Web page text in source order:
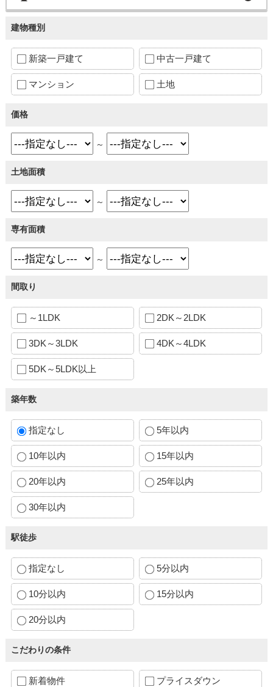
建物種別
新築一戸建て 中古一戸建て
マンション 土地
価格
～
土地面積
～
専有面積
～
間取り
～1LDK 2DK～2LDK
3DK～3LDK 4DK～4LDK
5DK～5LDK以上
築年数
指定なし 5年以内
10年以内 15年以内
20年以内 25年以内
30年以内
駅徒歩
指定なし 5分以内
10分以内 15分以内
20分以内
こだわりの条件
新着物件 プライスダウン